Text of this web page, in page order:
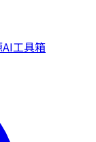
AI工具箱